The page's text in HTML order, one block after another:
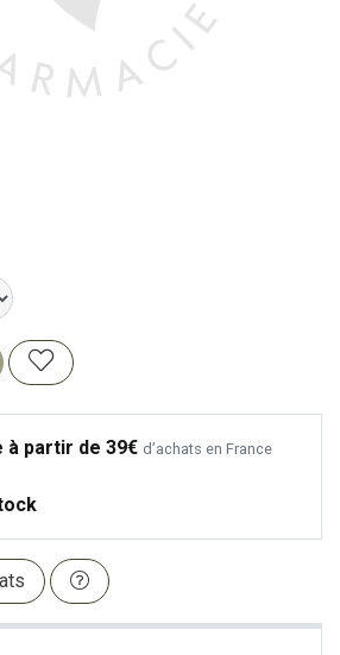
à partir de 39€ d’achats en France